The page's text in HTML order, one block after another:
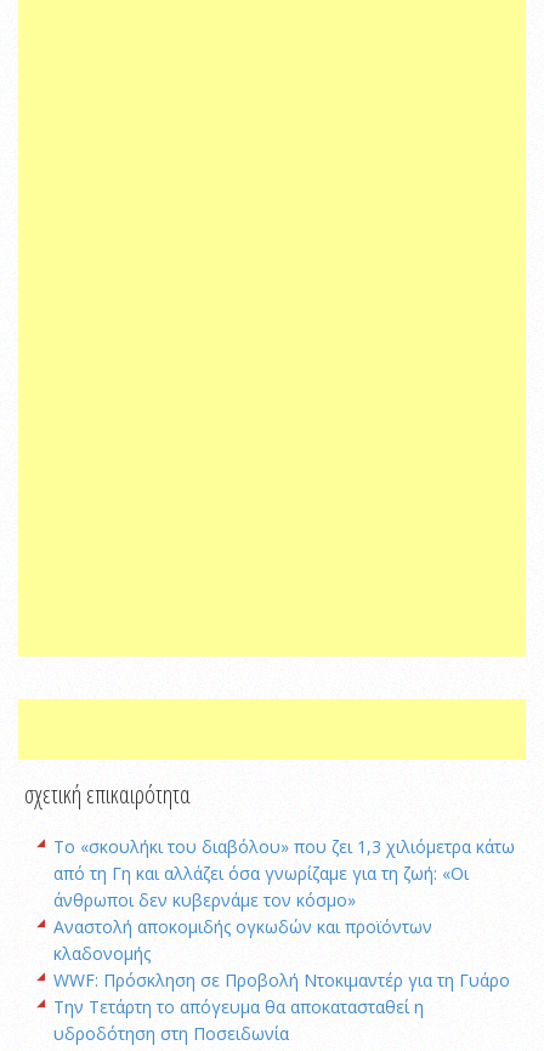
σχετική επικαιρότητα
Το «σκουλήκι του διαβόλου» που ζει 1,3 χιλιόμετρα κάτω
από τη Γη και αλλάζει όσα γνωρίζαμε για τη ζωή: «Οι
άνθρωποι δεν κυβερνάμε τον κόσμο»
Αναστολή αποκομιδής ογκωδών και προϊόντων
κλαδονομής
WWF: Πρόσκληση σε Προβολή Ντοκιμαντέρ για τη Γυάρο
Την Τετάρτη το απόγευμα θα αποκατασταθεί η
υδροδότηση στη Ποσειδωνία